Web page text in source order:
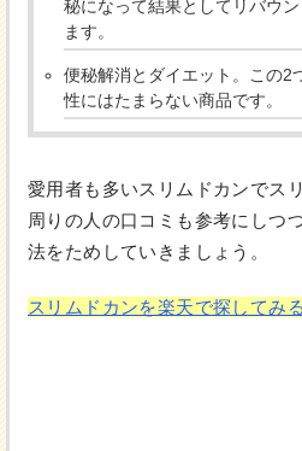
秘になって結果としてリバウ
ます。
便秘解消とダイエット。この2
性にはたまらない商品です。
愛用者も多いスリムドカンでス
周りの人の口コミも参考にしつ
法をためしていきましょう。
スリムドカンを楽天で探してみる